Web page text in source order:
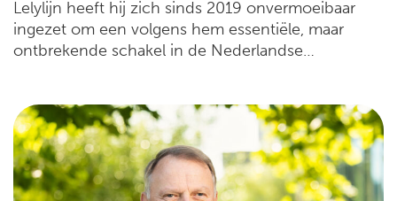
Lelylijn heeft hij zich sinds 2019 onvermoeibaar
ingezet om een volgens hem essentiële, maar
ontbrekende schakel in de Nederlandse…